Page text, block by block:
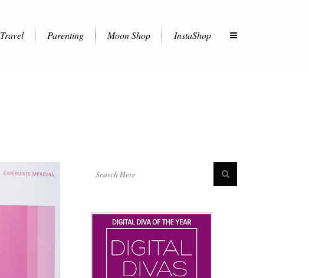
Travel Parenting Moon Shop InstaShop